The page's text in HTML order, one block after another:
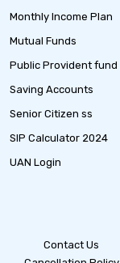
Monthly Income Plan
Mutual Funds
Public Provident fund
Saving Accounts
Senior Citizen ss
SIP Calculator 2024
UAN Login
Contact Us